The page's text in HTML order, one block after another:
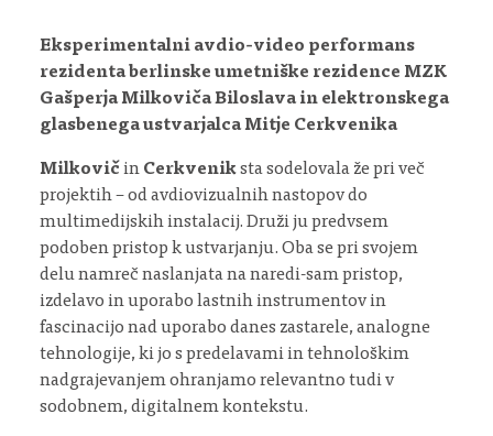
Eksperimentalni avdio-video performans
rezidenta berlinske umetniške rezidence MZK
Gašperja Milkoviča Biloslava in elektronskega
glasbenega ustvarjalca Mitje Cerkvenika
Milkovič in Cerkveniksta sodelovala že pri več
projektih – od avdiovizualnih nastopov do
multimedijskih instalacij. Druži ju predvsem
podoben pristop k ustvarjanju. Oba se pri svojem
delu namreč naslanjata na naredi-sam pristop,
izdelavo in uporabo lastnih instrumentov in
fascinacijo nad uporabo danes zastarele, analogne
tehnologije, ki jo s predelavami in tehnološkim
nadgrajevanjem ohranjamo relevantno tudi v
sodobnem, digitalnem kontekstu.